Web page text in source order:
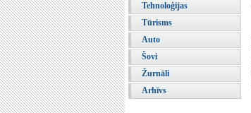
Tehnoloģijas
Tūrisms
Auto
Šovi
Žurnāli
Arhīvs